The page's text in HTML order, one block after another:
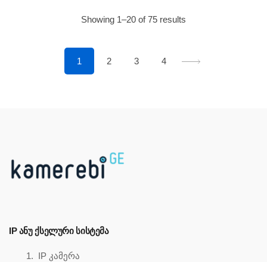
Showing 1–20 of 75 results
low
1 2 3 4
IP ᲐᲜᲣ ᲥᲡᲔᲚᲣᲠᲘ ᲡᲘᲡᲢᲔᲛᲐ
IP კამერა